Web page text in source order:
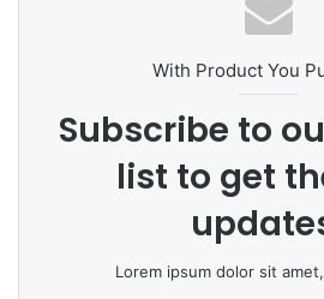
With Product You
Subscribe to
list to get
Lorem ipsum dolor sit